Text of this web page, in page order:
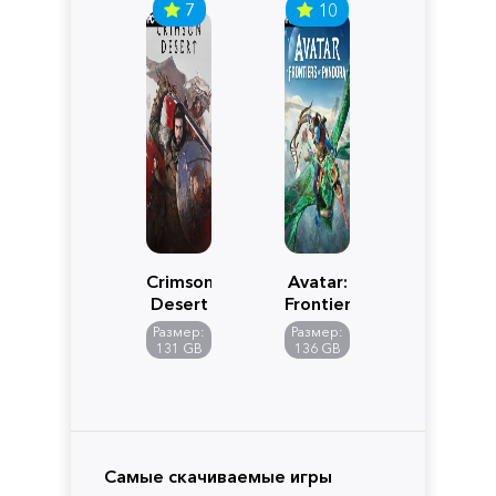
7
Crimson
Desert
Размер:
131 GB
10
Avatar:
Frontiers
of
Pandora
Размер:
136 GB
Самые скачиваемые игры